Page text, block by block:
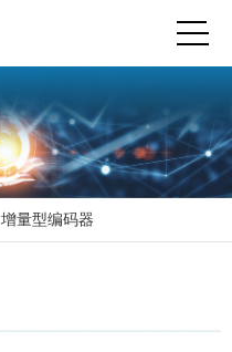
增量型编码器